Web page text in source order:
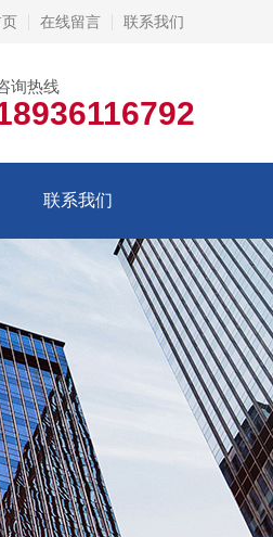
在线留言 联系我们
询热线
联系我们